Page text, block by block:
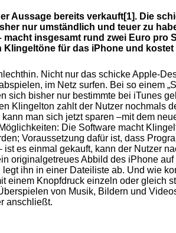
Aussage bereits verkauft[1]. Die
nur umständlich und teuer zu
insgesamt rund zwei Euro
für das iPhone und kostet
Nicht nur das schicke Apple-
im Netz surfen. Bei so einem
sich bisher nur bestimmte bei iTunes
Klingelton zahlt der Nutzer nochmals
man sich jetzt sparen –mit dem
Die Software macht
Voraussetzung dafür ist, dass
es einmal gekauft, kann der Nutzer
originalgetreues Abbild des iPhone
ihn in einer Dateiliste ab. Und wie
einem Knopfdruck einzeln oder
von Musik, Bildern und
anschließt.